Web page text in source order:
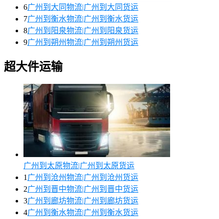
6广州到大同物流|广州到大同货运
7广州到衡水物流|广州到衡水货运
8广州到阳泉物流|广州到阳泉货运
9广州到朔州物流|广州到朔州货运
超大件运输
广州到太原物流|广州到太原货运
1 广州到沧州物流|广州到沧州货运
2广州到晋中物流|广州到晋中货运
3广州到廊坊物流|广州到廊坊货运
4广州到衡水物流|广州到衡水货运